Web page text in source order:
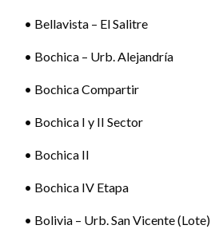
• Bellavista – El Salitre
• Bochica – Urb. Alejandría
• Bochica Compartir
• Bochica I y II Sector
• Bochica II
• Bochica IV Etapa
• Bolivia – Urb. San Vicente (Lote)